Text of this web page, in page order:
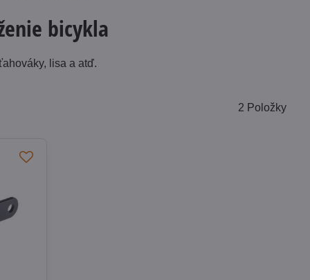
bicykla
lisa a atď.
2 Položky